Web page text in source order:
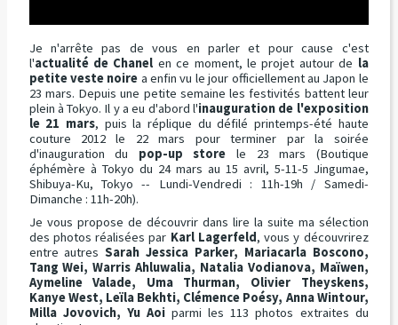
Je n'arrête pas de vous en parler et pour cause c'est
l'actualité de Chanel en ce moment, le projet autour de la
petite veste noire a enfin vu le jour officiellement au Japon le
23 mars. Depuis une petite semaine les festivités battent leur
plein à Tokyo. Il y a eu d'abord l'inauguration de l'exposition
le 21 mars, puis la réplique du défilé printemps-été haute
couture 2012 le 22 mars pour terminer par la soirée
d'inauguration du pop-up store le 23 mars (Boutique
éphémère à Tokyo du 24 mars au 15 avril, 5-11-5 Jingumae,
Shibuya-Ku, Tokyo -- Lundi-Vendredi : 11h-19h / Samedi-
Dimanche : 11h-20h).
Je vous propose de découvrir dans lire la suite ma sélection
des photos réalisées par Karl Lagerfeld, vous y découvrirez
entre autresSarah Jessica Parker, Mariacarla Boscono,
Tang Wei, Warris Ahluwalia, Natalia Vodianova, Maïwen,
Aymeline Valade, Uma Thurman, Olivier Theyskens,
Kanye West, Leïla Bekhti, Clémence Poésy, Anna Wintour,
Milla Jovovich, Yu Aoiparmi les 113 photos extraites du